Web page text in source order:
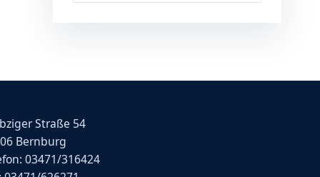
Straße 54
Bernburg
03471/316424